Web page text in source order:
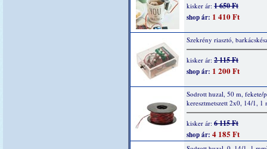
kisker ár: 1 650 Ft
shop ár: 1 410 Ft
Szekrény riasztó,
kisker ár: 2 115 Ft
shop ár: 1 200 Ft
Sodrott huzal, 50 m, fekete/
keresztmetszett 2x0, 14/1, 1
kisker ár: 6 115 Ft
shop ár: 4 185 Ft